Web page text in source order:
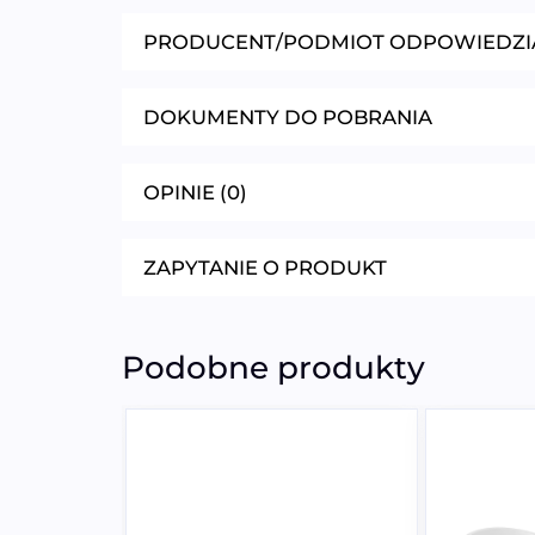
PRODUCENT/PODMIOT
DOKUMENTY DO POBRANIA
OPINIE (0)
ZAPYTANIE O PRODUKT
Podobne produkty